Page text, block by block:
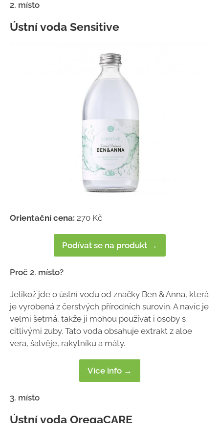
2. místo
Ústní voda Sensitive
Orientační cena: 270 Kč
Podívat se na produkt →
Proč 2. místo?
Jelikož jde o ústní vodu od značky Ben & Anna, která
je vyrobená z čerstvých přírodních surovin. A navíc je
velmi šetrná, takže ji mohou používat i osoby s
citlivými zuby. Tato voda obsahuje extrakt z aloe
vera, šalvěje, rakytníku a máty.
Více info →
3. místo
Ústní voda OregaCARE